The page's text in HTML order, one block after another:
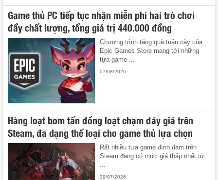
Game thủ PC tiếp tục nhận miễn phí hai trò chơi
đầy chất lượng, tổng giá trị 440.000 đồng
Chương trình tặng quà tuần này của
Epic Games Store mang tới những
tựa game ...
07/08/2026
Hàng loạt bom tấn đồng loạt chạm đáy giá trên
Steam, đa dạng thể loại cho game thủ lựa chọn
Rất nhiều tựa game đình đám trên
Steam đang có mức giá thấp nhất từ
29/07/2026